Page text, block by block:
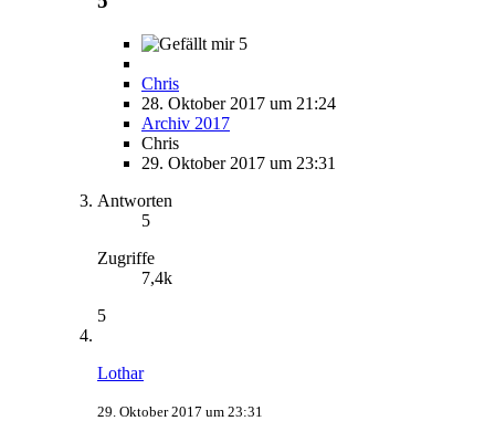
5
Chris
28. Oktober 2017 um 21:24
Archiv 2017
Chris
29. Oktober 2017 um 23:31
Antworten
5
Zugriffe
7,4k
5
Lothar
29. Oktober 2017 um 23:31